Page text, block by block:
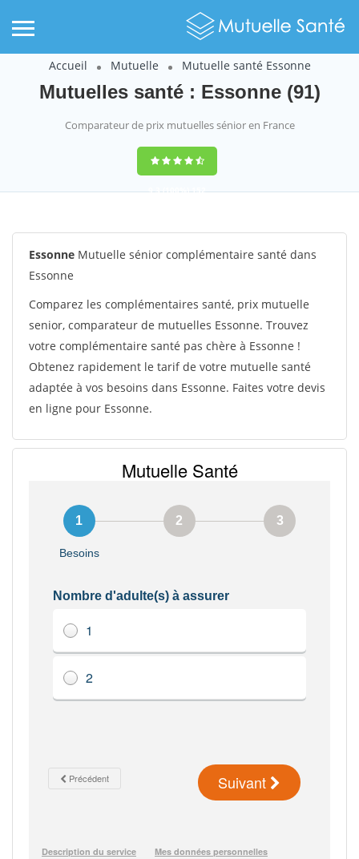
Accueil Mutuelle Mutuelle santé Essonne
Mutuelles santé : Essonne (91)
Comparateur de prix mutuelles sénior en France
9,3(100%)152
Essonne Mutuelle sénior complémentaire santé dans
Essonne
Comparez les complémentaires santé, prix mutuelle
senior, comparateur de mutuelles Essonne. Trouvez
votre complémentaire santé pas chère à Essonne !
Obtenez rapidement le tarif de votre mutuelle santé
adaptée à vos besoins dans Essonne. Faites votre devis
en ligne pour Essonne.